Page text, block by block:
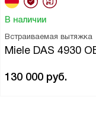
В наличии
Встраиваемая вытяжка
Miele DAS 4930
130 000 руб.